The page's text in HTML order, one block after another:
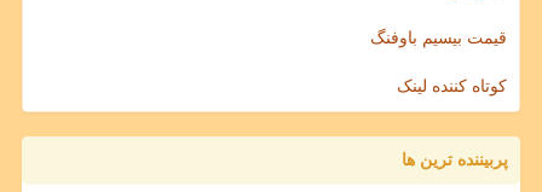
قیمت بیسیم باوفنگ
کوتاه کننده لینک
پربیننده ترین ها